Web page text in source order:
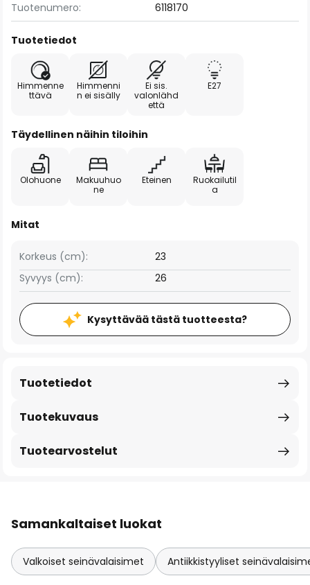
Tuotenumero: 6118170
Tuotetiedot
Himmenne
ttävä
Himmenni
n ei sisälly
Ei sis.
valonlähd
että
E27
Täydellinen näihin tiloihin
Olohuone
Makuuhuo
ne
Eteinen
Ruokailutil
a
Mitat
Korkeus (cm):
23
Syvyys (cm):
26
Kysyttävää tästä tuotteesta?
Tuotekuvaus
Tuotetiedot
Tuotearvostelut
Samankaltaiset luokat
Valkoiset seinävalaisimet Antiikkistyyliset